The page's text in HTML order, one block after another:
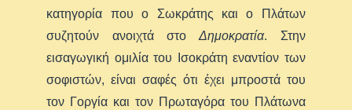
κατηγορία που ο Σωκράτης και ο Πλάτων
συζητούν ανοιχτά στοΔημοκρατία. Στην
εισαγωγική ομιλία του Ισοκράτη εναντίον των
σοφιστών, είναι σαφές ότι έχει μπροστά του
τον Γοργία και τον Πρωταγόρα του Πλάτωνα